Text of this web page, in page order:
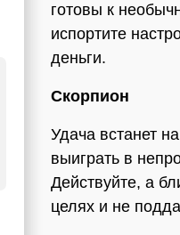
готовы к
испортите
деньги.
Скорпион
Удача встанет
выиграть в
Действуйте, а
целях и не